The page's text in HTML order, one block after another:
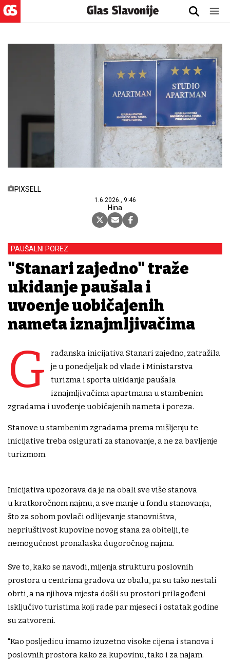
PIXSELL
1.6.2026., 9:46
Hina
PAUŠALNI POREZ
"Stanari zajedno" traže
ukidanje paušala i
uvođenje uobičajenih
nameta iznajmljivačima
G
rađanska inicijativa Stanari zajedno, zatražila
je u ponedjeljak od vlade i Ministarstva
turizma i sporta ukidanje paušala
iznajmljivačima apartmana u stambenim
zgradama i uvođenje uobičajenih nameta i poreza.
Stanove u stambenim zgradama prema mišljenju te
inicijative treba osigurati za stanovanje, a ne za bavljenje
turizmom.
Inicijativa upozorava da je na obali sve više stanova
u kratkoročnom najmu, a sve manje u fondu stanovanja,
što za sobom povlači odlijevanje stanovništva,
nepriuštivost kupovine novog stana za obitelji, te
nemogućnost pronalaska dugoročnog najma.
Sve to, kako se navodi, mijenja strukturu poslovnih
prostora u centrima gradova uz obalu, pa su tako nestali
obrti, a na njihova mjesta došli su prostori prilagođeni
isključivo turistima koji rade par mjeseci i ostatak godine
su zatvoreni.
"Kao posljedicu imamo izuzetno visoke cijena i stanova i
poslovnih prostora kako za kupovinu, tako i za najam.